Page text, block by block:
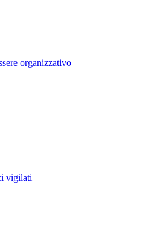
organizzativo
vigilati